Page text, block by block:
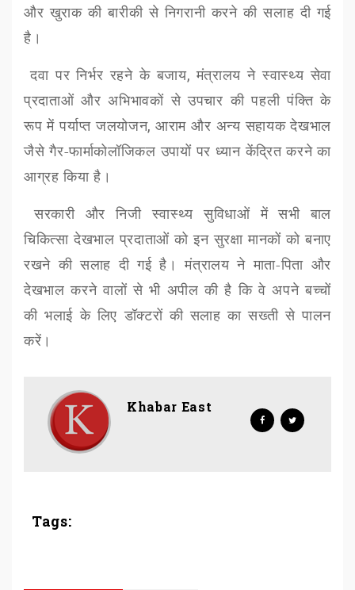
और खुराक की बारीकी से निगरानी करने की सलाह दी गई
है।
दवा पर निर्भर रहने के बजाय,मंत्रालय ने स्वास्थ्य सेवा
प्रदाताओं और अभिभावकों से उपचार की पहली पंक्ति के
रूप में पर्याप्त जलयोजन,आराम और अन्य सहायक देखभाल
जैसे गैर-फार्माकोलॉजिकल उपायों पर ध्यान केंद्रित करने का
आग्रह किया है।
सरकारी और निजी स्वास्थ्य सुविधाओं में सभी बाल
चिकित्सा देखभाल प्रदाताओं को इन सुरक्षा मानकों को बनाए
रखने की सलाह दी गई है। मंत्रालय ने माता-पिता और
देखभाल करने वालों से भी अपील की है कि वे अपने बच्चों
की भलाई के लिए डॉक्टरों की सलाह का सख्ती से पालन
करें।
Khabar East
Tags: